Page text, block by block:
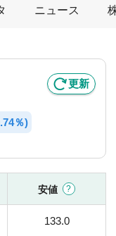
ニュース
更新
％)
安値
133.0